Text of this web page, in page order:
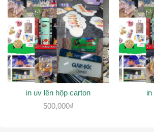
in uv lên hộp carton
500,000₫
in